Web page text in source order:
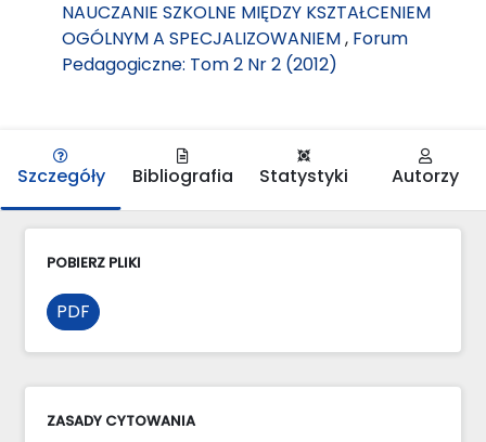
NAUCZANIE SZKOLNE MIĘDZY KSZTAŁCENIEM
OGÓLNYM A SPECJALIZOWANIEM, Forum
Pedagogiczne: Tom 2 Nr 2 (2012)
Szczegóły Bibliografia Statystyki Autorzy
POBIERZ PLIKI
PDF
ZASADY CYTOWANIA